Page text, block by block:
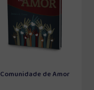
Comunidade de Amor